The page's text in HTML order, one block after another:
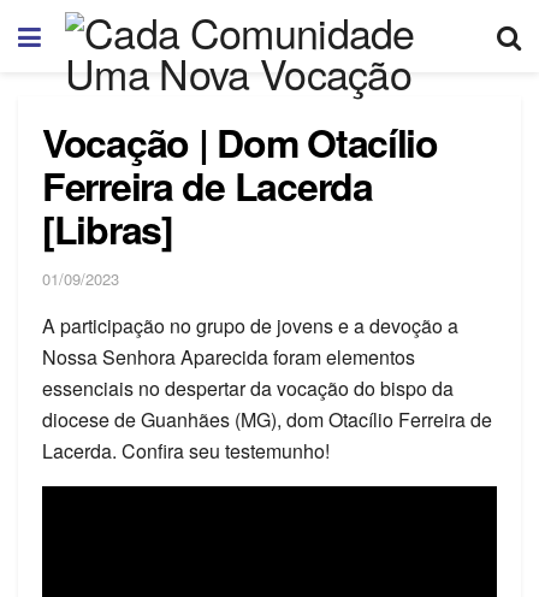
Vocação | Dom Otacílio
Ferreira de Lacerda
[Libras]
01/09/2023
A participação no grupo de jovens e a devoção a
Nossa Senhora Aparecida foram elementos
essenciais no despertar da vocação do bispo da
diocese de Guanhães (MG), dom Otacílio Ferreira de
Lacerda. Confira seu testemunho!